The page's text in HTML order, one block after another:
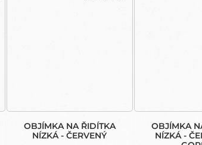
OBJÍMKA NA ŘIDÍTKA
NÍZKÁ - ČERVENÝ
OBJÍMKA
NÍZKÁ -